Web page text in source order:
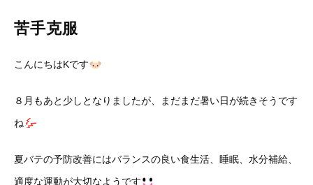
苦手克服
こんにちはKです
８月もあと少しとなりましたが、まだまだ暑い日が続きそうです
ね
夏バテの予防改善にはバランスの良い食生活、睡眠、水分補給、
適度な運動が大切なようです